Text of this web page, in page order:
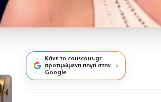
Κάνε το couscous.gr
προτιμώμενη πηγή στην
Google